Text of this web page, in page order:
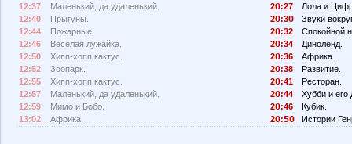
12:37
Маленький, да удаленький.
12:40
Прыгуны.
12:44
Пожарные.
12:46
Весёлая лужайка.
12:50
Хипп-хопп кактус.
12:52
Зоопарк.
12:55
Хипп-хопп кактус.
12:57
Маленький, да удаленький.
12:59
Мимо и Бобо.
13:02
Африка.
2
:27
Лола и
2
:3
Звуки
2
:32
Спокойной
2
:34
Диноленд.
2
:36
Африка.
2
:38
Развитие.
2
:41
Ресторан.
2
:44
Хубби и его
2
:46
Кубик.
2
: Истории